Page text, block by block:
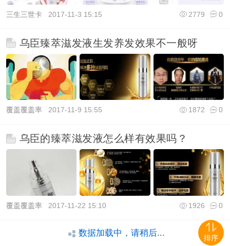
三生三世卡 2017-11-3 15:15 0
2779
乌臣臻萃滋发液生发养发效果不一般呀
覆盖覆盖率2017-11-9 15:55 0
1872
乌臣的臻萃滋发液怎么样有效果吗？
覆盖覆盖率2017-11-22 15:10 0
1926
数据加载中，请稍后...
排序